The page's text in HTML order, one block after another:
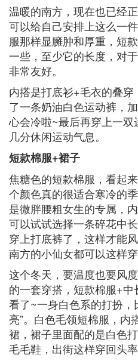
温暖的南方，现在也已经
可以给自己安排上这么一
服那样显臃肿和厚重，短
一些，至少它的长度，对
非常友好。
内搭是打底衫+毛衣的叠
了一条奶油白色运动裤，
心会冷啦~最后再穿上一
几分休闲运动气息。
短款棉服+裙子
焦糖色的短款棉服，看起
个颜色真的很适合寒冷的
是微胖腰粗女生的专属，
可以试试选择一条碎花中
穿上打底裤了，这样才能
南方的小仙女都可以这样
这个冬天，要温度也要风
的一套穿搭，短款棉服+
看了~一身白色系的打扮
亮”。白色毛领短棉服，内
裙，裙子里面配的是白色
毛毛鞋，出街这样穿回头